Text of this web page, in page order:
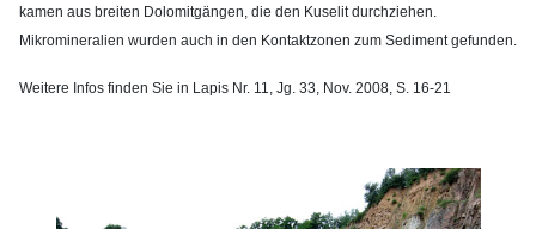
kamen aus breiten Dolomitgängen, die den Kuselit durchziehen.
Mikromineralien wurden auch in den Kontaktzonen zum Sediment gefunden.
Weitere Infos finden Sie in Lapis Nr. 11, Jg. 33, Nov. 2008, S. 16-21